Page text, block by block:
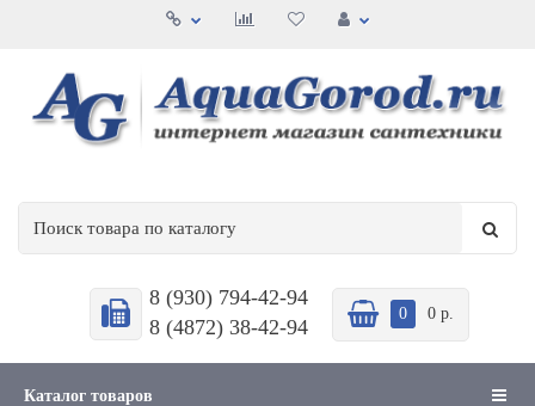
8 (930) 794-42-94
8 (4872) 38-42-94
0 0 р.
Каталог товаров